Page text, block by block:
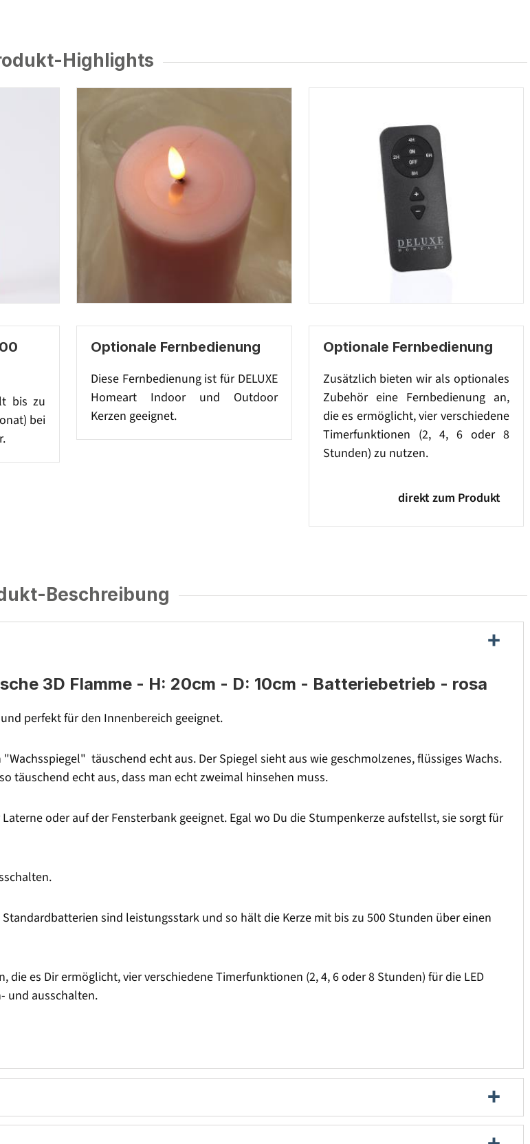
Highlights
bis zu
bei
Optionale Fernbedienung
Diese Fernbedienung ist für DELUXE
Homeart Indoor und Outdoor
Kerzen geeignet.
Optionale Fernbedienung
Zusätzlich bieten wir als optionales
Zubehör eine Fernbedienung an,
die es ermöglicht, vier verschiedene
Timerfunktionen (2, 4, 6 oder 8
Stunden) zu nutzen.
direkt zum Produkt
Beschreibung
3D Flamme - H: 20cm - D: 10cm - Batteriebetrieb - rosa
perfekt für den Innenbereich geeignet.
täuschend echt aus. Der Spiegel sieht aus wie geschmolzenes, flüssiges Wachs.
täuschend echt aus, dass man echt zweimal hinsehen muss.
oder auf der Fensterbank geeignet. Egal wo Du die Stumpenkerze aufstellst, sie sorgt für
sind leistungsstark und so hält die Kerze mit bis zu 500 Stunden über einen
es Dir ermöglicht, vier verschiedene Timerfunktionen (2, 4, 6 oder 8 Stunden) für die LED
und ausschalten.